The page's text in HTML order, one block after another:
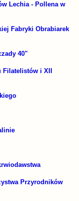
Lechia - Pollena w
Fabryki Obrabiarek
40"
Filatelistów i XII
Przyrodników